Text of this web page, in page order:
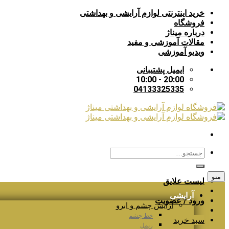
Skip
content
خرید اینترنتی لوازم آرایشی و بهداشتی
فروشگاه
درباره میناژ
مقالات آموزشی و مفید
ویدیو آموزشی
ایمیل پشتیبانی
20:00 - 10:00
04133325335
جستجو
برای:
لیست علایق
ورود / عضویت
سبد خرید
منو
آرایشی
آرایش چشم و ابرو
خط چشم
ریمل